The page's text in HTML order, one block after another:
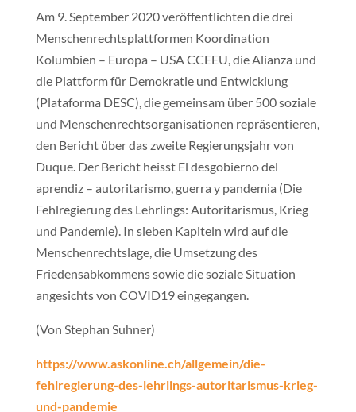
Am 9. September 2020 veröffentlichten die drei
Menschenrechtsplattformen Koordination
Kolumbien – Europa – USA CCEEU, die Alianza und
die Plattform für Demokratie und Entwicklung
(Plataforma DESC), die gemeinsam über 500 soziale
und Menschenrechtsorganisationen repräsentieren,
den Bericht über das zweite Regierungsjahr von
Duque. Der Bericht heisst El desgobierno del
aprendiz – autoritarismo, guerra y pandemia (Die
Fehlregierung des Lehrlings: Autoritarismus, Krieg
und Pandemie). In sieben Kapiteln wird auf die
Menschenrechtslage, die Umsetzung des
Friedensabkommens sowie die soziale Situation
angesichts von COVID19 eingegangen.
(Von Stephan Suhner)
https://www.askonline.ch/allgemein/die-
fehlregierung-des-lehrlings-autoritarismus-krieg-
und-pandemie